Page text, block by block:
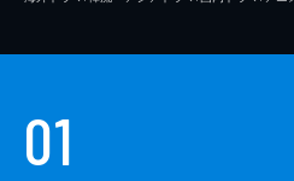
01